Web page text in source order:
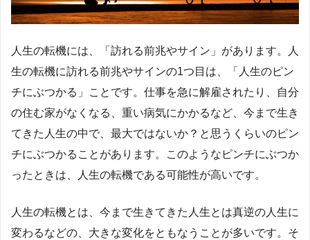
人生の転機には、「訪れる前兆やサイン」があります。人
生の転機に訪れる前兆やサインの1つ目は、「人生のピン
チにぶつかる」ことです。仕事を急に解雇されたり、自分
の住む家がなくなる、重い病気にかかるなど、今まで生き
てきた人生の中で、最大ではないか？と思うくらいのピン
チにぶつかることがあります。このようなピンチにぶつか
ったときは、人生の転機である可能性が高いです。
人生の転機とは、今まで生きてきた人生とは真逆の人生に
変わるなどの、大きな変化をともなうことが多いです。そ